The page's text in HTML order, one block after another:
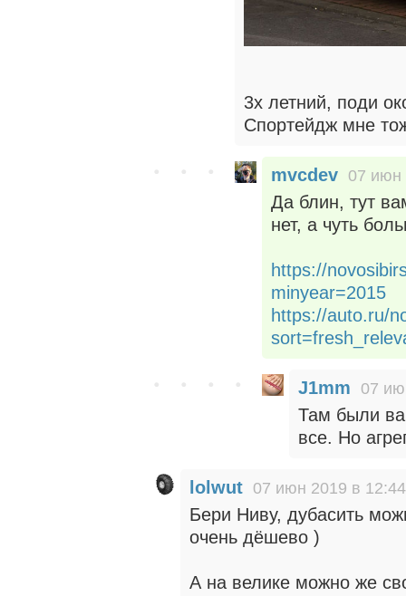
3х летний, поди
Спортейдж мне
mvcdev 07 июн
Да блин, тут
нет, а чуть
https://
minyear=2015
https://auto.ru/
J1mm 07
Там были
все. Но
lolwut 07 июн 2019 в 12:44
Бери Ниву, дубасить
очень дёшево )
А на велике можно же